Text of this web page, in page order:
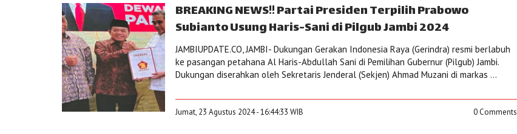
BREAKING NEWS!! Partai Presiden Terpilih Prabowo
Subianto Usung Haris-Sani di Pilgub Jambi 2024
JAMBIUPDATE.CO, JAMBI- Dukungan Gerakan Indonesia Raya (Gerindra) resmi berlabuh
ke pasangan petahana Al Haris-Abdullah Sani di Pemilihan Gubernur (Pilgub) Jambi.
Dukungan diserahkan oleh Sekretaris Jenderal (Sekjen) Ahmad Muzani di markas ...
Jumat, 23 Agustus 2024 - 16:44:33 WIB 0 Comments